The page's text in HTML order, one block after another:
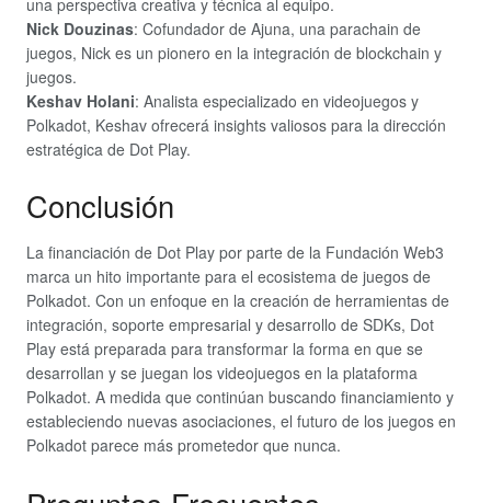
Nick Douzinas: Cofundador de Ajuna, una parachain de
juegos, Nick es un pionero en la integración de blockchain y
juegos.
Keshav Holani: Analista especializado en videojuegos y
Polkadot, Keshav ofrecerá insights valiosos para la dirección
estratégica de Dot Play.
Conclusión
La financiación de Dot Play por parte de la Fundación Web3
marca un hito importante para el ecosistema de juegos de
Polkadot. Con un enfoque en la creación de herramientas de
integración, soporte empresarial y desarrollo de SDKs, Dot
Play está preparada para transformar la forma en que se
desarrollan y se juegan los videojuegos en la plataforma
Polkadot. A medida que continúan buscando financiamiento y
estableciendo nuevas asociaciones, el futuro de los juegos en
Polkadot parece más prometedor que nunca.